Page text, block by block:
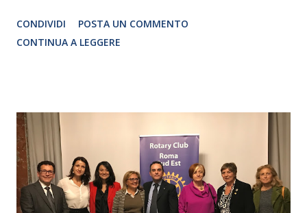
CRISTINA PEZZOLI
CONDIVIDI
POSTA UN COMMENTO
CONTINUA A LEGGERE